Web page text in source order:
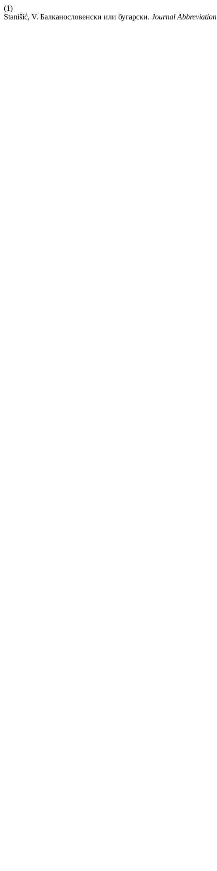
(1)
Stanišić, V. Балканословенски или бугарски. Journal Abbreviation